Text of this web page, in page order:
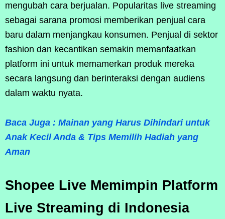
mengubah cara berjualan. Popularitas live streaming
sebagai sarana promosi memberikan penjual cara
baru dalam menjangkau konsumen. Penjual di sektor
fashion dan kecantikan semakin memanfaatkan
platform ini untuk memamerkan produk mereka
secara langsung dan berinteraksi dengan audiens
dalam waktu nyata.
Baca Juga : Mainan yang Harus Dihindari untuk
Anak Kecil Anda & Tips Memilih Hadiah yang
Aman
Shopee Live Memimpin Platform
Live Streaming di Indonesia